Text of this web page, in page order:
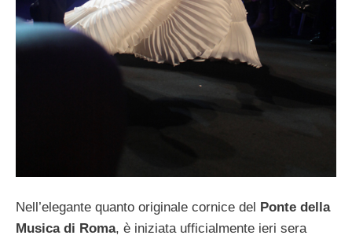
Nell’elegante quanto originale cornice del
Ponte della
Musica di Roma, è iniziata ufficialmente ieri sera